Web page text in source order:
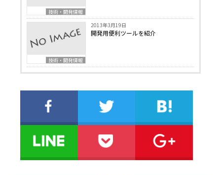
技術・開発情報
技術・開発情報
2013年3月19日
開発用便利ツールを紹介